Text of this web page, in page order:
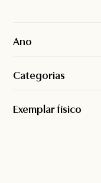
Ano
Categorias
Exemplar físico